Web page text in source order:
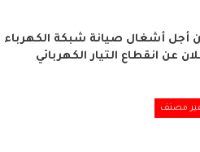
أجل أشغال صيانة شبكة الكهرباء
عن انقطاع التيار الكهربائي
مصنف